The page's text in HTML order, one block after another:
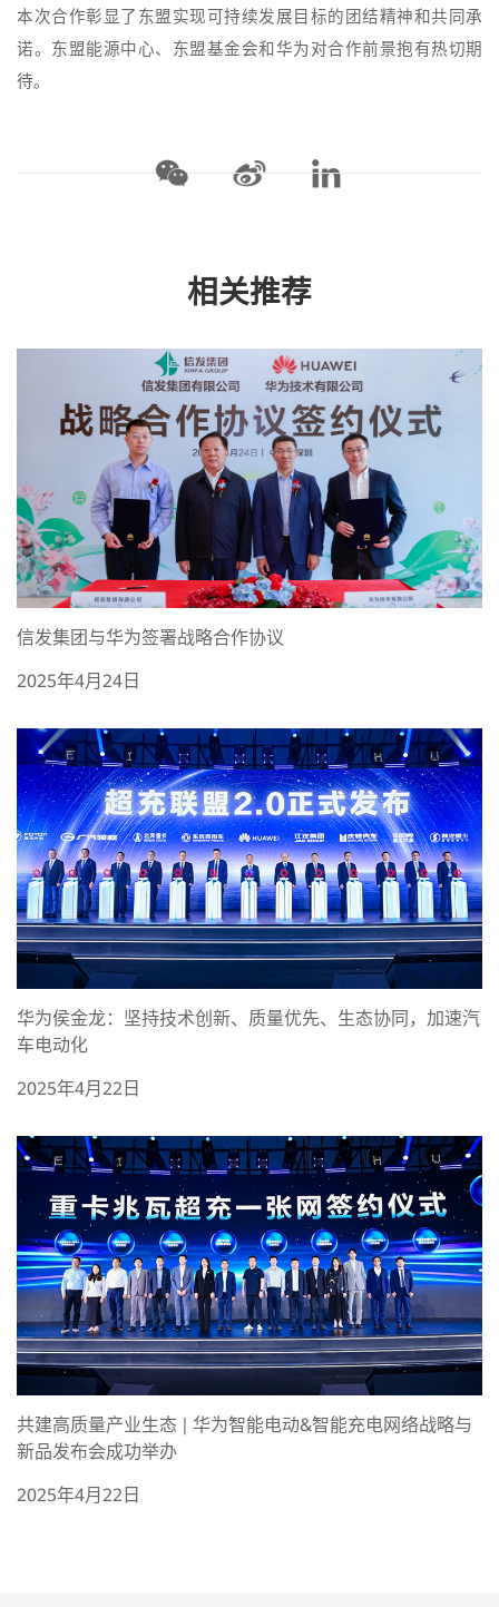
本次合作彰显了东盟实现可持续发展目标的团结精神和共同承
诺。东盟能源中心、东盟基金会和华为对合作前景抱有热切期
待。
相关推荐
信发集团与华为签署战略合作协议
2025年4月24日
华为侯金龙：坚持技术创新、质量优先、生态协同，加速汽
车电动化
2025年4月22日
共建高质量产业生态 | 华为智能电动&智能充电网络战略与
新品发布会成功举办
2025年4月22日